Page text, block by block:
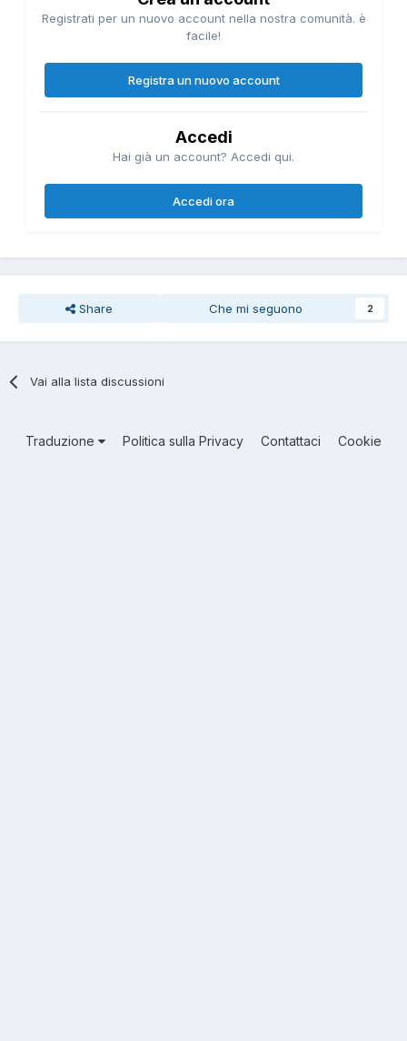
Registrati per un nuovo account nella nostra comunità. è
facile!
Registra un nuovo account
Accedi
Hai già un account? Accedi qui.
Accedi ora
Share Che mi seguono 2
Vai alla lista discussioni
Traduzione Politica sulla Privacy Contattaci Cookie